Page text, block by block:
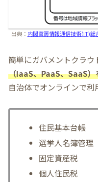
出典： 内閣官房情報通信技術(IT)
簡単にガバメントクラウ
（IaaS、PaaS、SaaS
自治体でオンラインで利
住民基本台帳
選挙人名簿管理
固定資産税
個人住民税